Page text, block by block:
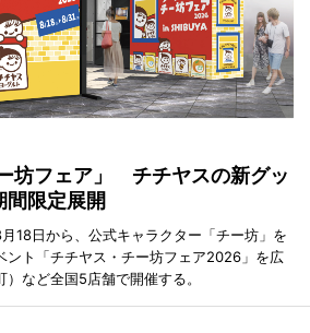
坊フェア」 チチヤスの新グッ
間限定展開
18日から、公式キャラクター「チー坊」を
ント「チチヤス・チー坊フェア2026」を広
など全国5店舗で開催する。